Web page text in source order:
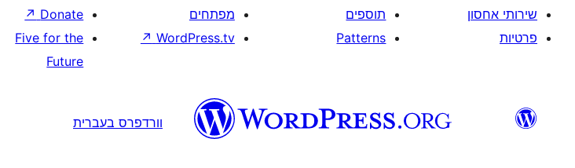
שירותי אחסון
פרטיות
תוספים
Patterns
מפתחים
WordPress.tv
↗
Donate
↗
Five for the
Future
וורדפרס בעברית